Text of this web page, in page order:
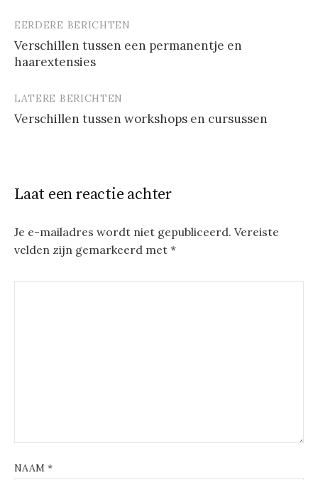
Berichtnavigatie
EERDERE BERICHTEN
Verschillen tussen een permanentje en
haarextensies
LATERE BERICHTEN
Verschillen tussen workshops en cursussen
Laat een reactie achter
Je e-mailadres wordt niet gepubliceerd. Vereiste
velden zijn gemarkeerd met *
NAAM *